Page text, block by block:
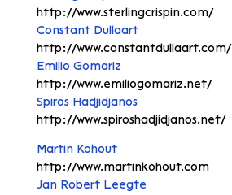
http://www.sterlingcrispin.com/
Constant Dullaart
http://www.constantdullaart.com/
Emilio Gomariz
http://www.emiliogomariz.net/
Spiros Hadjidjanos
http://www.spiroshadjidjanos.net/
Martin Kohout
http://www.martinkohout.com
Jan Robert Leegte